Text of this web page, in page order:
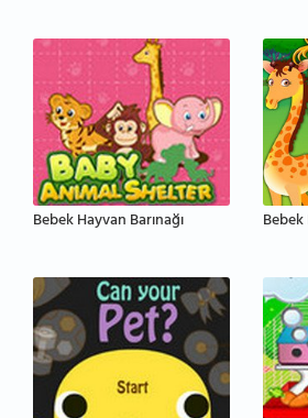
Bebek Hayvan Barınağı